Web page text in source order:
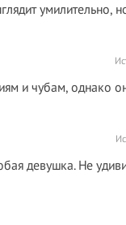
умилительно,
и чубам, однако
девушка. Не